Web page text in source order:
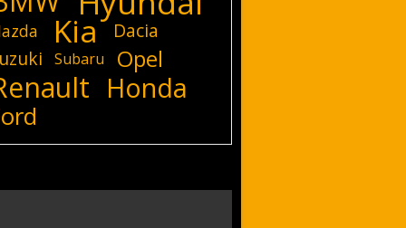
Kia
Dacia
Subaru Opel
Honda